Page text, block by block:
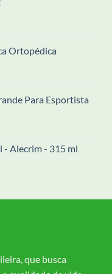
Ortopédica
Para Esportista
- Alecrim - 315 ml
que busca